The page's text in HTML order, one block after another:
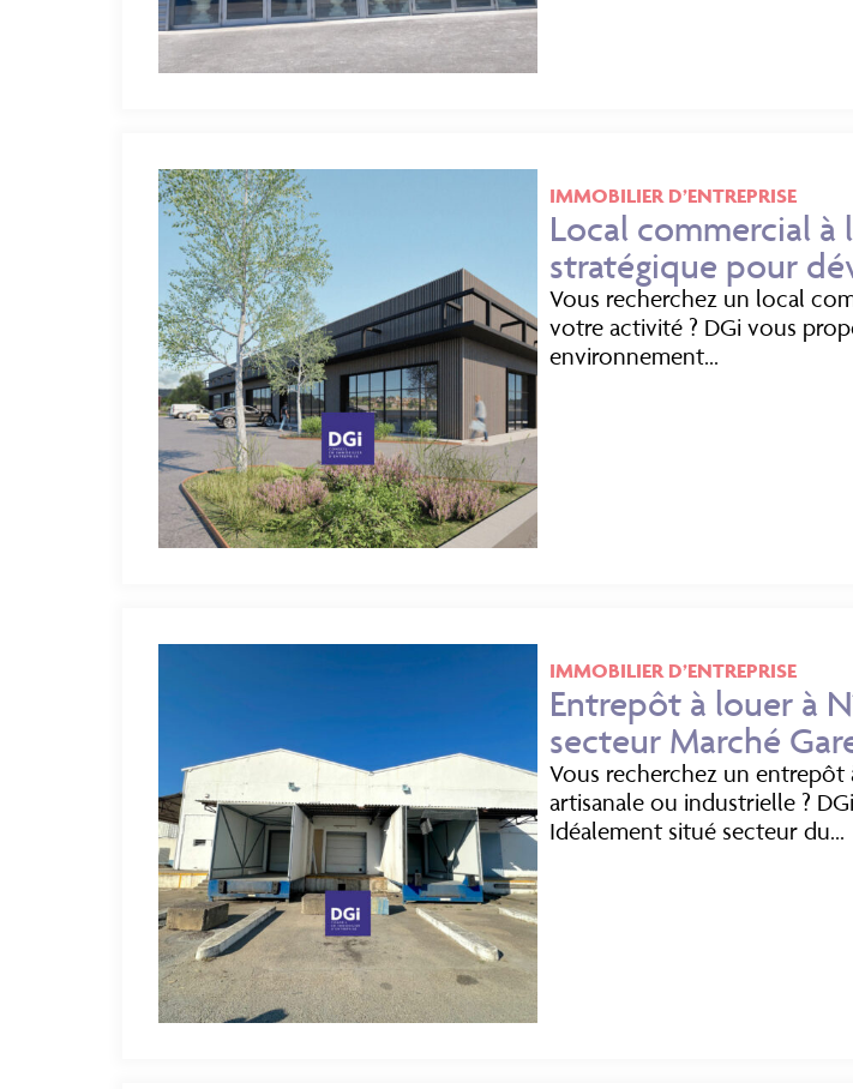
IMMOBILIER D’ENTREPRISE
Local commercial à
stratégique pour
Vous recherchez un local
votre activité ? DGi vous
environnement...
IMMOBILIER D’ENTREPRISE
Entrepôt à louer à
secteur Marché
Vous recherchez un
artisanale ou industrielle ?
Idéalement situé secteur du...